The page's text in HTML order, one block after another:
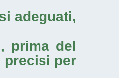
adeguati,
prima del
precisi per